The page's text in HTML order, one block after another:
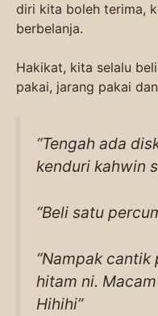
diri kita boleh terima,
berbelanja.
Hakikat, kita selalu
pakai, jarang pakai
“Tengah ada
kenduri kahwin
“Beli satu
“Nampak
hitam ni.
Hihihi”